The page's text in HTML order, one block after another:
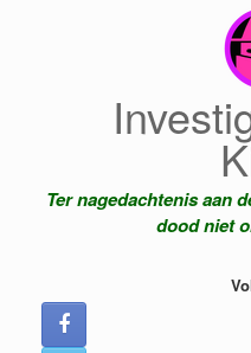
Ter nagedachtenis aan
dood niet